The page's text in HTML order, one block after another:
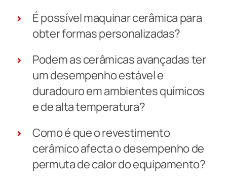
É possível maquinar cerâmica para
obter formas personalizadas?
Podem as cerâmicas avançadas ter
um desempenho estável e
duradouro em ambientes químicos
e de alta temperatura?
Como é que o revestimento
cerâmico afecta o desempenho de
permuta de calor do equipamento?